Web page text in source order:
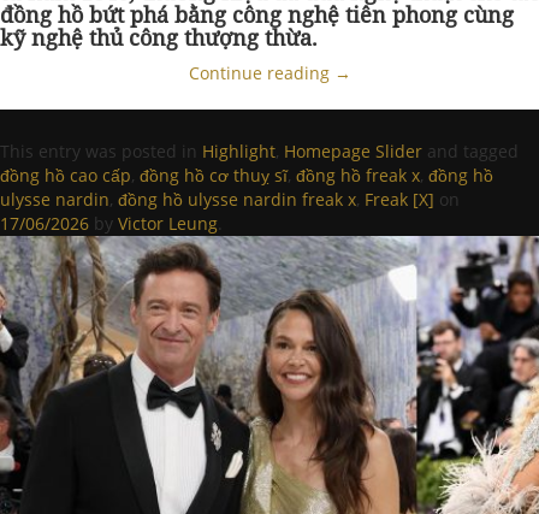
đồng hồ bứt phá bằng công nghệ tiên phong cùng
kỹ nghệ thủ công thượng thừa.
Continue reading →
This entry was posted in Highlight, Homepage Slider and tagged
đồng hồ cao cấp, đồng hồ cơ thuỵ sĩ, đồng hồ freak x, đồng hồ
ulysse nardin, đồng hồ ulysse nardin freak x, Freak [X] on
17/06/2026 by Victor Leung.